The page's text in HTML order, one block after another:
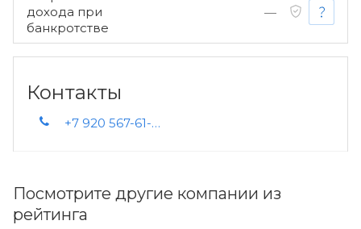
Посмотрите другие компании из
рейтинга
дохода при
банкротстве
—
Контакты
+7 920 567-61-22 +7 (4722) 23-10-81